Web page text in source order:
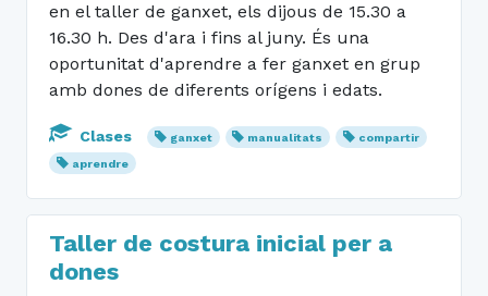
en el taller de ganxet, els dijous de 15.30 a
16.30 h. Des d'ara i fins al juny. És una
oportunitat d'aprendre a fer ganxet en grup
amb dones de diferents orígens i edats.
Clases ganxet manualitats
compartir
aprendre
Taller de costura inicial per a
dones